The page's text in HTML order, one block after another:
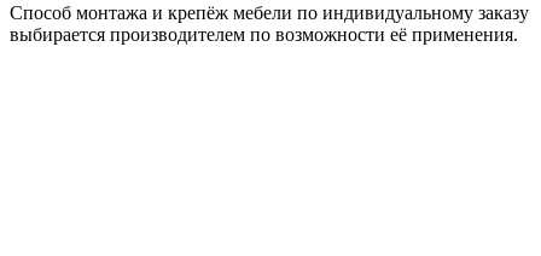
Способ монтажа и крепёж мебели по индивидуальному заказу
выбирается производителем по возможности её применения.